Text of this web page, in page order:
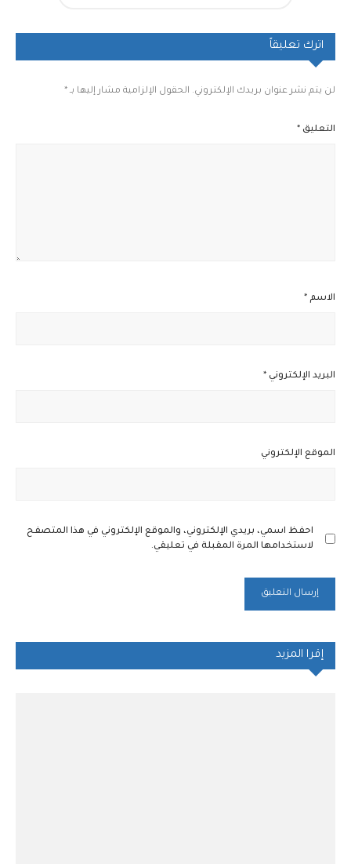
اترك تعليقاً
لن يتم نشر عنوان بريدك الإلكتروني. الحقول الإلزامية مشار إليها بـ *
التعليق *
الاسم *
البريد الإلكتروني *
الموقع الإلكتروني
احفظ اسمي، بريدي الإلكتروني، والموقع الإلكتروني في هذا المتصفح
لاستخدامها المرة المقبلة في تعليقي.
إقرا المزيد